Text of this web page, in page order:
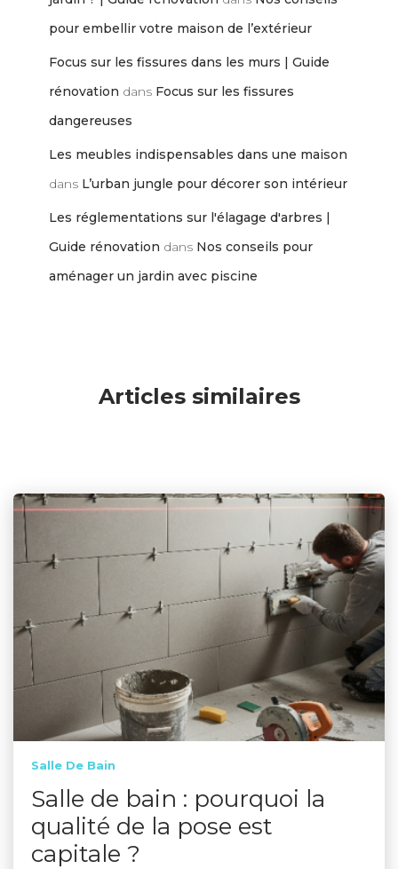
pour embellir votre maison de l’extérieur
Focus sur les fissures dans les murs | Guide
rénovation dans Focus sur les fissures
dangereuses
Les meubles indispensables dans une maison
dans L’urban jungle pour décorer son intérieur
Les réglementations sur l'élagage d'arbres |
Guide rénovation dans Nos conseils pour
aménager un jardin avec piscine
Articles similaires
Salle De Bain
Salle de bain : pourquoi la
qualité de la pose est
capitale ?